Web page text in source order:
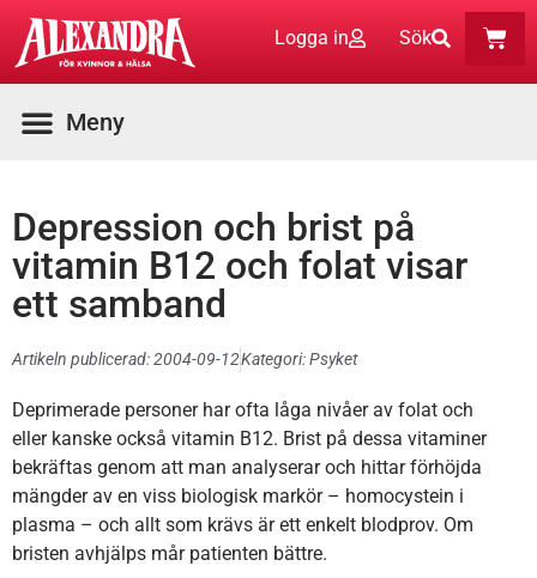
Logga in Sök
Depression och brist på
vitamin B12 och folat visar
ett samband
Artikeln publicerad:2004-09-12Kategori:Psyket
Deprimerade personer har ofta låga nivåer av folat och
eller kanske också vitamin B12. Brist på dessa vitaminer
bekräftas genom att man analyserar och hittar förhöjda
mängder av en viss biologisk markör – homocystein i
plasma – och allt som krävs är ett enkelt blodprov. Om
bristen avhjälps mår patienten bättre.